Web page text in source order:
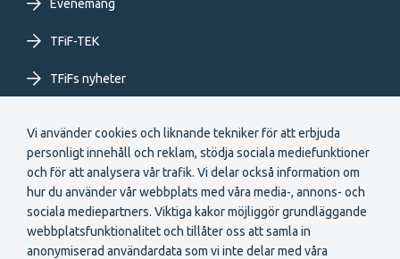
Vi använder cookies och liknande tekniker för att erbjuda
personligt innehåll och reklam, stödja sociala mediefunktioner
och för att analysera vår trafik. Vi delar också information om
hur du använder vår webbplats med våra media-, annons- och
sociala mediepartners. Viktiga kakor möjliggör grundläggande
webbplatsfunktionalitet och tillåter oss att samla in
anonymiserad användardata som vi inte delar med våra
Evenemang
TFiF-TEK
TFiFs nyheter